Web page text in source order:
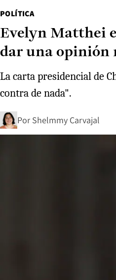
POLÍTICA
Evelyn Matthei
dar una opinión
La carta presidencial de
contra de nada".
Por Shelmmy Carvajal